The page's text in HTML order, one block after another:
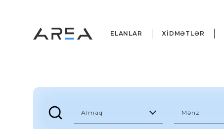
ELANLAR XİDMƏTLƏR
Almaq Mənzil